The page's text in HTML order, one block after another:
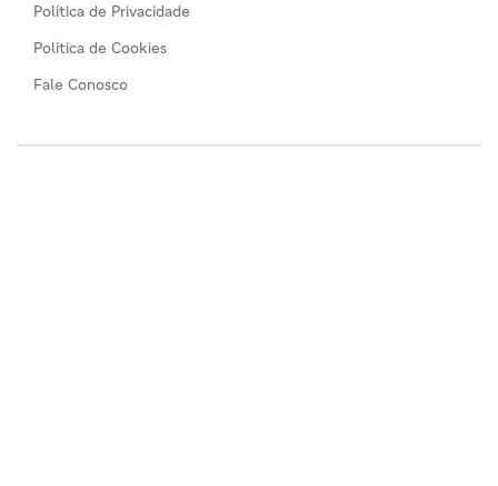
Política de Privacidade
Política de Cookies
Fale Conosco